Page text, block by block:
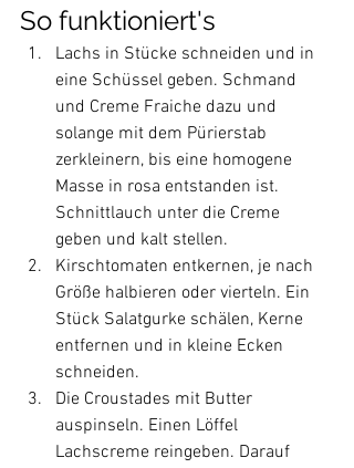
So funktioniert's
Lachs in Stücke schneiden und in
eine Schüssel geben. Schmand
und Creme Fraiche dazu und
solange mit dem Pürierstab
zerkleinern, bis eine homogene
Masse in rosa entstanden ist.
Schnittlauch unter die Creme
geben und kalt stellen.
Kirschtomaten entkernen, je nach
Größe halbieren oder vierteln. Ein
Stück Salatgurke schälen, Kerne
entfernen und in kleine Ecken
schneiden.
Die Croustades mit Butter
auspinseln. Einen Löffel
Lachscreme reingeben. Darauf